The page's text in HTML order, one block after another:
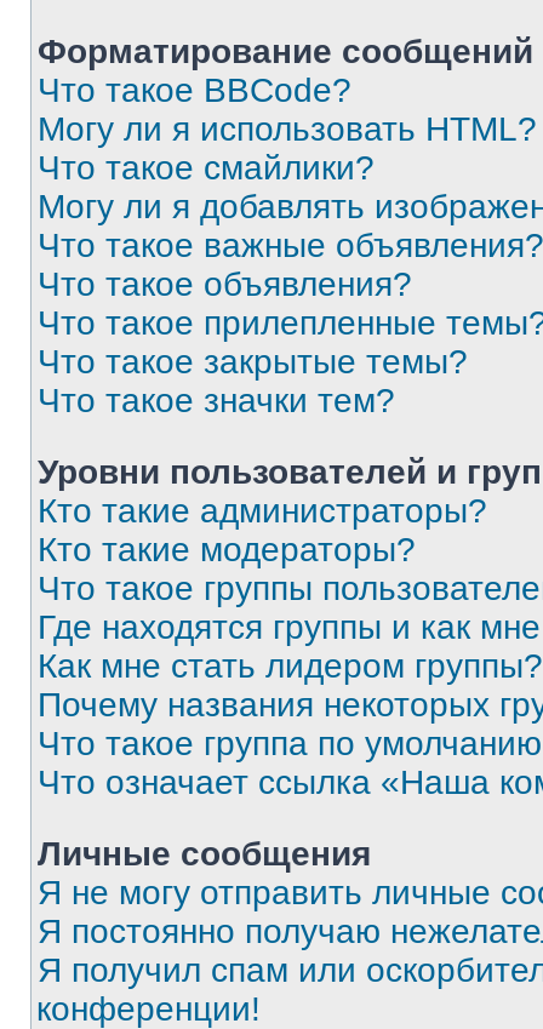
Форматирование
Что такое BBCode?
Могу ли я использовать HTML?
Что такое смайлики?
Могу ли я добавлять
Что такое важные объявления?
Что такое объявления?
Что такое прилепленные
Что такое закрытые темы?
Что такое значки тем?
Уровни пользователей и
Кто такие администраторы?
Кто такие модераторы?
Что такое группы
Где находятся группы и как
Как мне стать лидером группы?
Почему названия некоторых
Что такое группа по
Что означает ссылка «Наша
Личные сообщения
Я не могу отправить личные
Я постоянно получаю
Я получил спам или
конференции!